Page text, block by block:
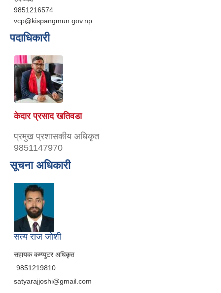
9851216574
vcp@kispangmun.gov.np
पदाधिकारी
केदार प्रसाद खतिवडा
प्रमुख प्रशासकीय अधिकृत
9851147970
सूचना अधिकारी
सत्य राज जोशी
सहायक कम्प्युटर अधिकृत
9851219810
satyarajjoshi@gmail.com